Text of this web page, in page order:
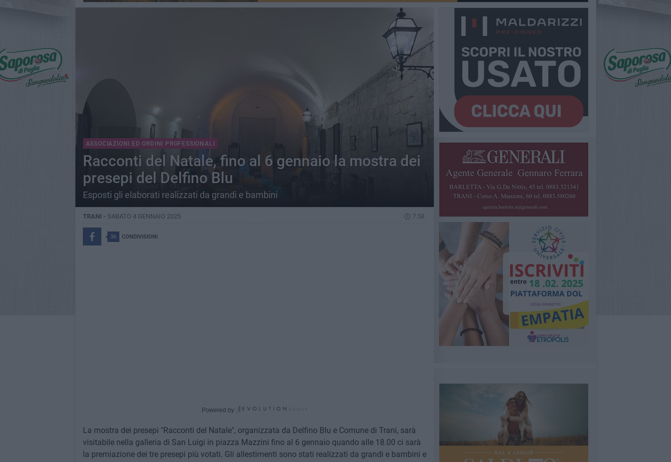
ASSOCIAZIONI ED ORDINI PROFESSIONALI
Racconti del Natale, fino al 6 gennaio la mostra dei
presepi del Delfino Blu
Esposti gli elaborati realizzati da grandi e bambini
TRANI - SABATO 4 GENNAIO 2025 7.58
36 CONDIVISIONI
Powered by
La mostra dei presepi "Racconti del Natale", organizzata da Delfino Blu e Comune di Trani, sarà
visitabile nella galleria di San Luigi in piazza Mazzini fino al 6 gennaio quando alle 18.00 ci sarà
la premiazione dei tre presepi più votati. Gli allestimenti sono stati realizzati da grandi e bambini e